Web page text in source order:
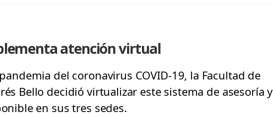
atención virtual
del coronavirus COVID-19, la Facultad de
Bello decidió virtualizar este sistema de asesoría y
en sus tres sedes.